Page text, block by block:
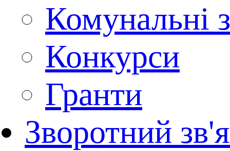
Комунальні
Конкурси
Гранти
Зворотний